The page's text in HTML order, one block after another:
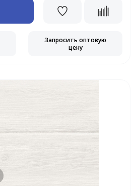
Запросить оптовую
цену